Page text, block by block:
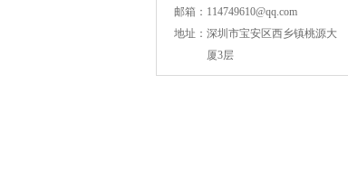
邮箱： 114749610@qq.com
地址： 深圳市宝安区西乡镇桃源大
厦3层